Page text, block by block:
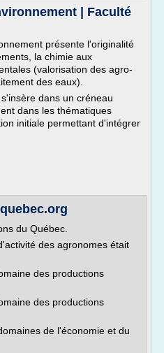
| Faculté
présente l'originalité
la chimie aux
(valorisation des agro-
des eaux).
dans un créneau
dans les thématiques
initiale permettant d'intégrer
du Québec.
des agronomes était
des productions
des productions
de l'économie et du